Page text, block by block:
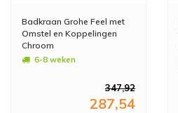
Badkraan Grohe Feel met
Omstel en Koppelingen
Chroom
6-8 weken
347,92
287,54